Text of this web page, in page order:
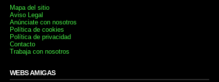
Mapa del sitio
Aviso Legal
Anúnciate con nosotros
Política de cookies
Política de privacidad
Contacto
Trabaja con nosotros
WEBS AMIGAS